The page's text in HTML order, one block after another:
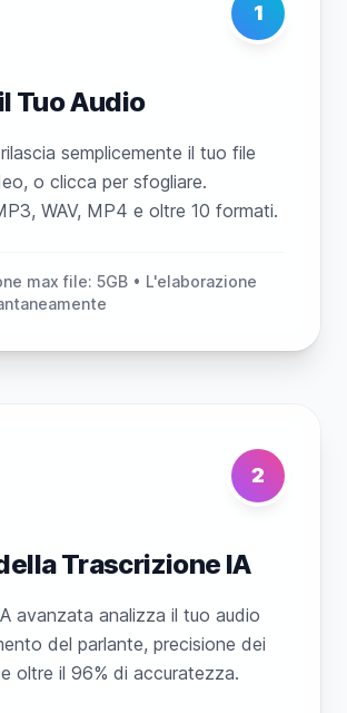
1
Tuo Audio
semplicemente il tuo file
o clicca per sfogliare.
WAV, MP4 e oltre 10 formati.
max file: 5GB • L'elaborazione
2
Trascrizione IA
avanzata analizza il tuo audio
del parlante, precisione dei
oltre il 96% di accuratezza.